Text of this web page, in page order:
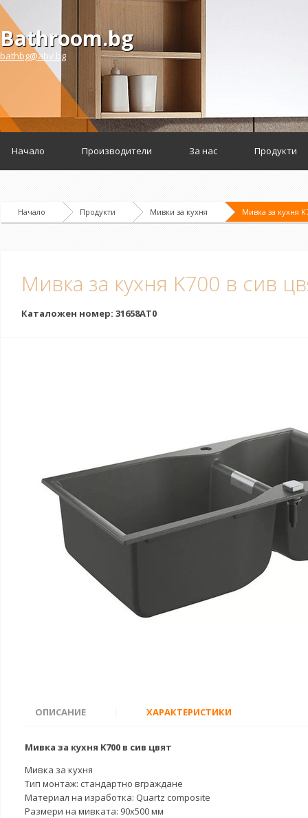
Bathroom.bg
bathbg@abv.bg
Начало Производители За нас Продукти
Начало Продукти Мивки за кухня Мивка за кухня
Мивка за кухня K700 в сив
Каталожен номер: 31658AT0
ОПИСАНИЕ ХАРАКТЕРИСТИКИ
Мивка за кухня K700 в сив цвят
Мивка за кухня
Тип монтаж: стандартно вграждане
Материал на изработка: Quartz composite
Размери на мивката: 90x500 мм